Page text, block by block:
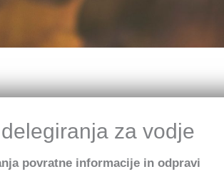
za vodje
povratne informacije in odpravi